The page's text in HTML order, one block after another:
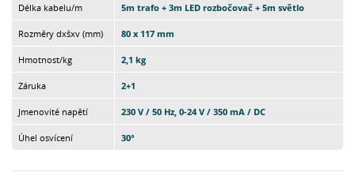
Délka kabelu/m 5m trafo + 3m LED rozbočovač + 5m světlo
Rozměry dxšxv (mm) 80 x 117 mm
Hmotnost/kg 2,1 kg
Záruka 2+1
Jmenovité napětí 230 V / 50 Hz, 0-24 V / 350 mA / DC
Úhel osvícení 30°